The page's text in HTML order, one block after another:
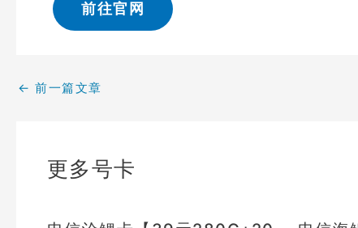
前往官网
← 前一篇文章
更多号卡